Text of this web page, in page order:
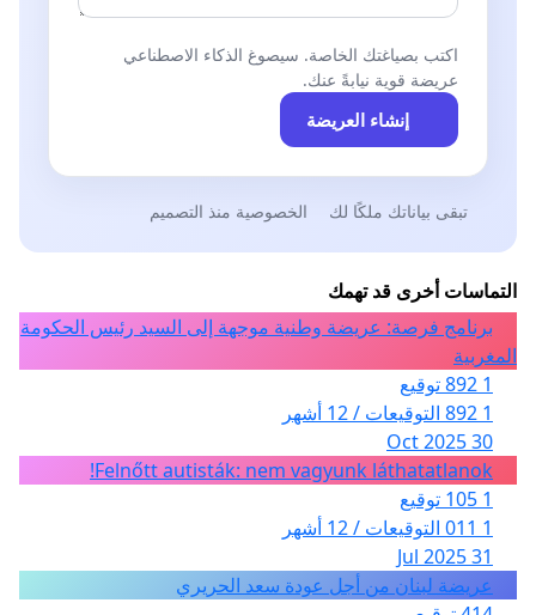
اكتب بصياغتك الخاصة. سيصوغ الذكاء الاصطناعي
عريضة قوية نيابةً عنك.
إنشاء العريضة
تبقى بياناتك ملكًا لك الخصوصية منذ التصميم
التماسات أخرى قد تهمك
برنامج فرصة: عريضة وطنية موجهة إلى السيد رئيس الحكومة
المغربية
1 892 توقيع
1 892 التوقيعات / 12 أشهر
30 Oct 2025
Felnőtt autisták: nem vagyunk láthatatlanok!
1 105 توقيع
1 011 التوقيعات / 12 أشهر
31 Jul 2025
عريضة لبنان من أجل عودة سعد الحريري